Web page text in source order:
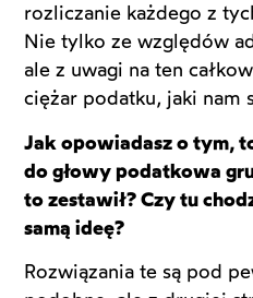
rozliczanie każdego z
Nie tylko ze względów
ale z uwagi na ten
ciężar podatku, jaki nam
Jak opowiadasz o tym,
do głowy podatkowa
to zestawił? Czy tu
samą ideę?
Rozwiązania te są pod